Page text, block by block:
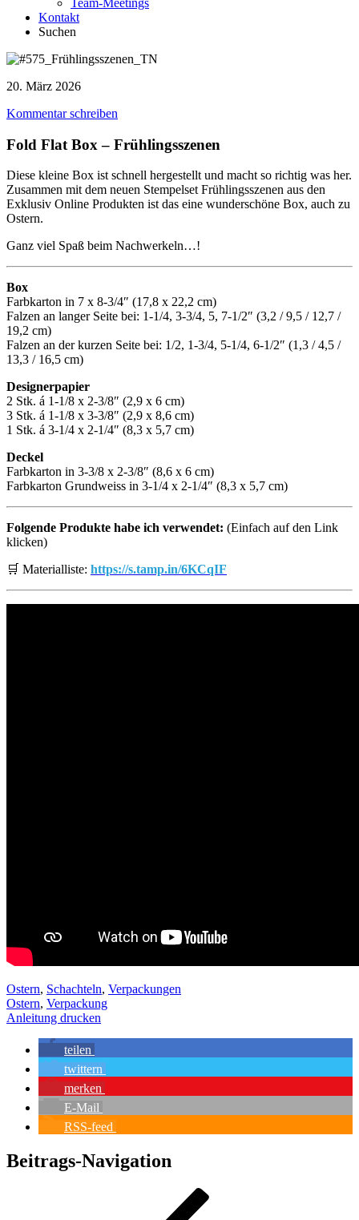
Team-Meetings
Kontakt
Suchen
20. März 2026
Kommentar schreiben
Fold Flat Box – Frühlingsszenen
Diese kleine Box ist schnell hergestellt und macht so richtig was her.
Zusammen mit dem neuen Stempelset Frühlingsszenen aus den
Exklusiv Online Produkten ist das eine wunderschöne Box, auch zu
Ostern.
Ganz viel Spaß beim Nachwerkeln…!
Box
Farbkarton in 7 x 8-3/4″ (17,8 x 22,2 cm)
Falzen an langer Seite bei: 1-1/4, 3-3/4, 5, 7-1/2″ (3,2 / 9,5 / 12,7 /
19,2 cm)
Falzen an der kurzen Seite bei: 1/2, 1-3/4, 5-1/4, 6-1/2″ (1,3 / 4,5 /
13,3 / 16,5 cm)
Designerpapier
2 Stk. á 1-1/8 x 2-3/8″ (2,9 x 6 cm)
3 Stk. á 1-1/8 x 3-3/8″ (2,9 x 8,6 cm)
1 Stk. á 3-1/4 x 2-1/4″ (8,3 x 5,7 cm)
Deckel
Farbkarton in 3-3/8 x 2-3/8″ (8,6 x 6 cm)
Farbkarton Grundweiss in 3-1/4 x 2-1/4″ (8,3 x 5,7 cm)
Folgende Produkte habe ich verwendet: (Einfach auf den Link
klicken)
🛒 Materialliste: https://s.tamp.in/6KCqIF
Ostern, Schachteln, Verpackungen
Ostern, Verpackung
Anleitung drucken
teilen
twittern
merken
E-Mail
RSS-feed
Beitrags-Navigation